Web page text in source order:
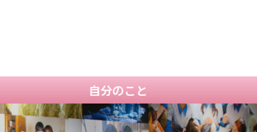
自分のこと